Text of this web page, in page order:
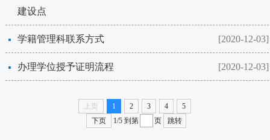
建设点
[2020-12-03]
学籍管理科联系方式
[2020-12-03]
办理学位授予证明流程
上页 1 2 3 4
5
下页
1/5 到第 页 跳转